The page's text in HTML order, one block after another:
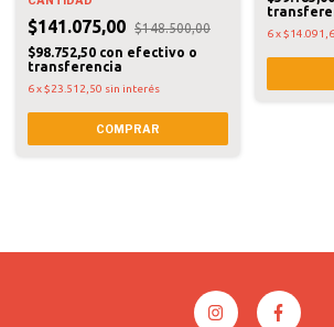
$141.075,00
$148.500,00
$98.752,50 con efectivo o
transferencia
6x$23.512,50 sin interés
COMPRAR
6 x